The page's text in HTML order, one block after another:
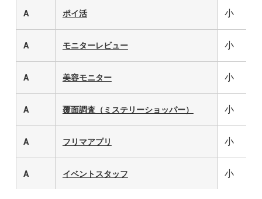
A ポイ活 小
A モニターレビュー 小
A 美容モニター 小
A 覆面調査（ミステリーショッパー） 小
A フリマアプリ 小
A イベントスタッフ 小